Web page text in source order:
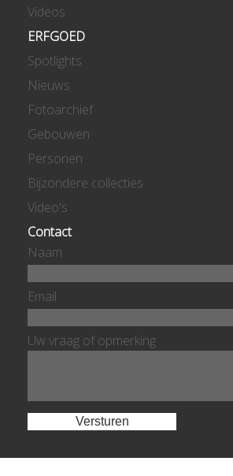
Videos
ERFGOED
Spotlights
Nieuws
Fotoarchief
Gebouwen
Personen
Bijzondere collecties
Video's
Contact
Naam
Email
Uw vraag of opmerking